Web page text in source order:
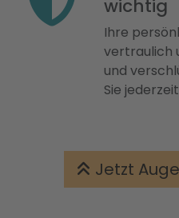
wichtig
Ihre
vertraulich
und
Sie
Jetzt